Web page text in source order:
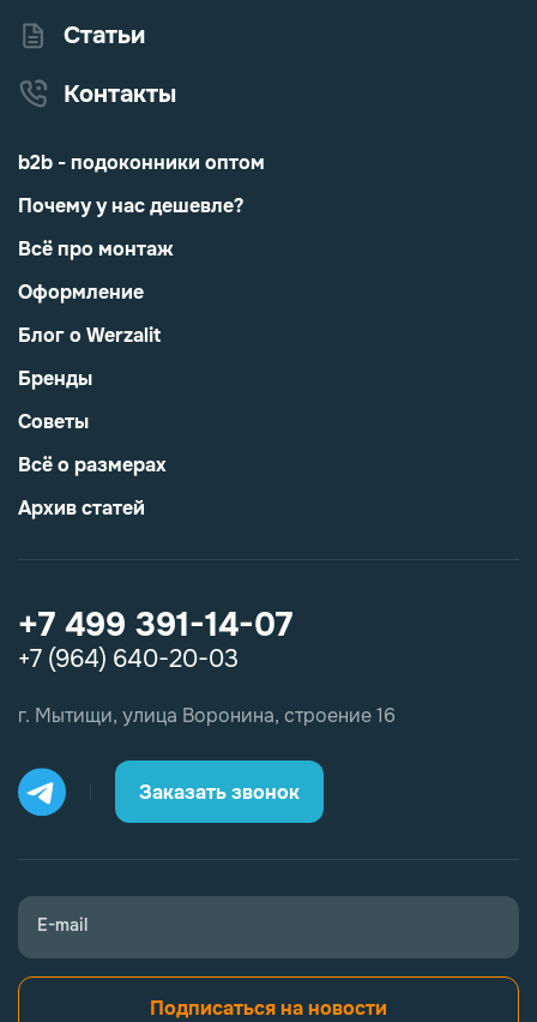
+7 499 391-14-07
+7 (964) 640-20-03
г. Мытищи, улица Воронина, строение 16
Заказать звонок
Статьи
Контакты
b2b - подоконники оптом
Почему у нас дешевле?
Всё про монтаж
Оформление
Блог о Werzalit
Бренды
Советы
Всё о размерах
Архив статей
E-mail
Подписаться на новости